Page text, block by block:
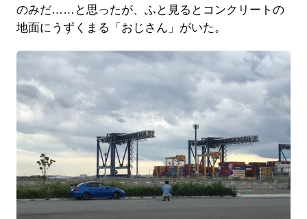
のみだ……と思ったが、ふと見るとコンクリートの
地面にうずくまる「おじさん」がいた。